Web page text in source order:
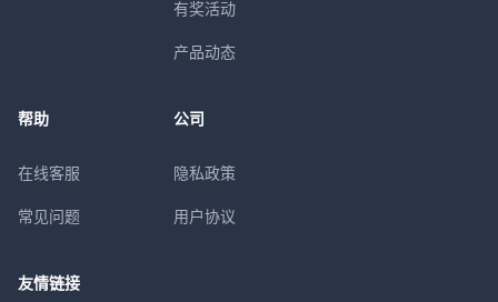
有奖活动
产品动态
帮助
在线客服
常见问题
公司
隐私政策
用户协议
友情链接